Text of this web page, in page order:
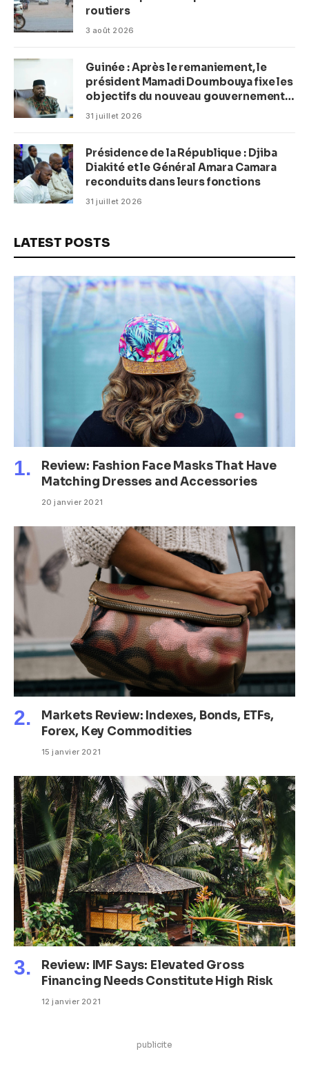
routiers
3 août 2026
Guinée : Après le remaniement, le
président Mamadi Doumbouya fixe les
objectifs du nouveau gouvernement
(CM)
31 juillet 2026
Présidence de la République : Djiba
Diakité et le Général Amara Camara
reconduits dans leurs fonctions
31 juillet 2026
LATEST POSTS
Review: Fashion Face Masks That Have
Matching Dresses and Accessories
20 janvier 2021
Markets Review: Indexes, Bonds, ETFs,
Forex, Key Commodities
15 janvier 2021
Review: IMF Says: Elevated Gross
Financing Needs Constitute High Risk
12 janvier 2021
publicite